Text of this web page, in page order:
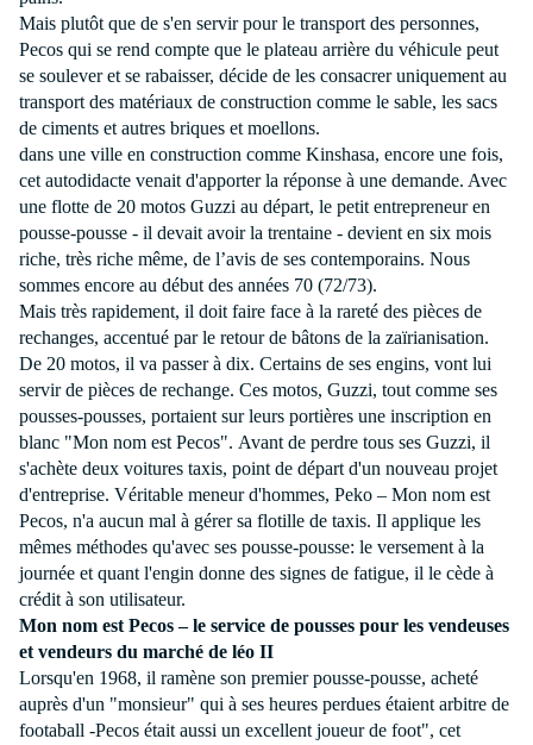
Mais plutôt que de s'en servir pour le transport des personnes,
Pecos qui se rend compte que le plateau arrière du véhicule peut
se soulever et se rabaisser, décide de les consacrer uniquement au
transport des matériaux de construction comme le sable, les sacs
de ciments et autres briques et moellons.
dans une ville en construction comme Kinshasa, encore une fois,
cet autodidacte venait d'apporter la réponse à une demande. Avec
une flotte de 20 motos Guzzi au départ, le petit entrepreneur en
pousse-pousse - il devait avoir la trentaine - devient en six mois
riche, très riche même, de l’avis de ses contemporains. Nous
sommes encore au début des années 70 (72/73).
Mais très rapidement, il doit faire face à la rareté des pièces de
rechanges, accentué par le retour de bâtons de la zaïrianisation.
De 20 motos, il va passer à dix. Certains de ses engins, vont lui
servir de pièces de rechange. Ces motos, Guzzi, tout comme ses
pousses-pousses, portaient sur leurs portières une inscription en
blanc "Mon nom est Pecos". Avant de perdre tous ses Guzzi, il
s'achète deux voitures taxis, point de départ d'un nouveau projet
d'entreprise. Véritable meneur d'hommes, Peko – Mon nom est
Pecos, n'a aucun mal à gérer sa flotille de taxis. Il applique les
mêmes méthodes qu'avec ses pousse-pousse: le versement à la
journée et quant l'engin donne des signes de fatigue, il le cède à
crédit à son utilisateur.
Mon nom est Pecos – le service de pousses pour les vendeuses
et vendeurs du marché de léo II
Lorsqu'en 1968, il ramène son premier pousse-pousse, acheté
auprès d'un "monsieur" qui à ses heures perdues étaient arbitre de
footaball -Pecos était aussi un excellent joueur de foot", cet